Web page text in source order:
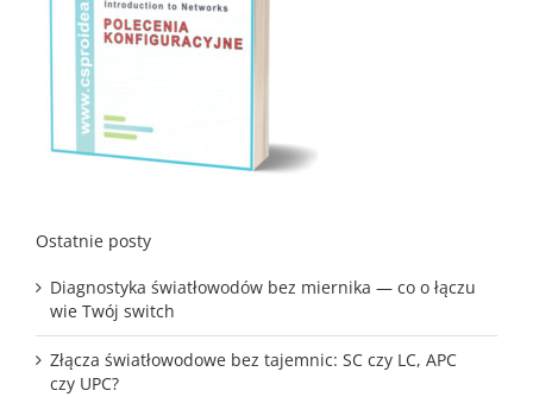
Ostatnie posty
Diagnostyka światłowodów bez miernika — co o łączu
wie Twój switch
Złącza światłowodowe bez tajemnic: SC czy LC, APC
czy UPC?